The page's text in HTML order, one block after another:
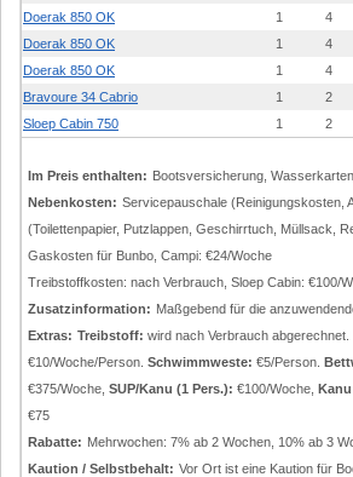
Doerak 850 OK
1 4
Doerak 850 OK
1 4
Doerak 850 OK
1 4
Bravoure 34 Cabrio
1 2
Sloep Cabin 750
1 2
Im Preis enthalten: Bootsversicherung, Wasserkarten
Nebenkosten: Servicepauschale (Reinigungskosten,
(Toilettenpapier, Putzlappen, Geschirrtuch, Müllsack,
Gaskosten für Bunbo, Campi: €24/Woche
Treibstoffkosten: nach Verbrauch, Sloep Cabin: €100/
Zusatzinformation: Maßgebend für die
Extras: Treibstoff: wird nach Verbrauch abgerechnet.
€10/Woche/Person. Schwimmweste: €5/Person.
€375/Woche, SUP/Kanu (1 Pers.): €100/Woche, Kanu
€75
Rabatte: Mehrwochen: 7% ab 2 Wochen, 10% ab 3
Kaution / Selbstbehalt: Vor Ort ist eine Kaution für